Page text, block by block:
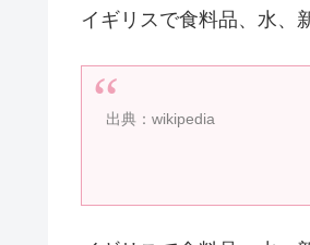
イギリスで食料品、水、
出典：wikipedia